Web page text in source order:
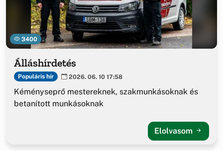
3400
Álláshírdetés
Populáris hír 2026. 06. 10 17:58
Kéményseprő mestereknek, szakmunkásoknak és
betanított munkásoknak
Elolvasom